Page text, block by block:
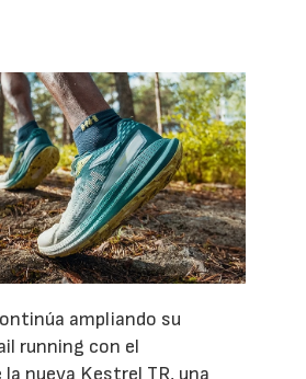
ampliando su
running con el
nueva Kestrel TR, una